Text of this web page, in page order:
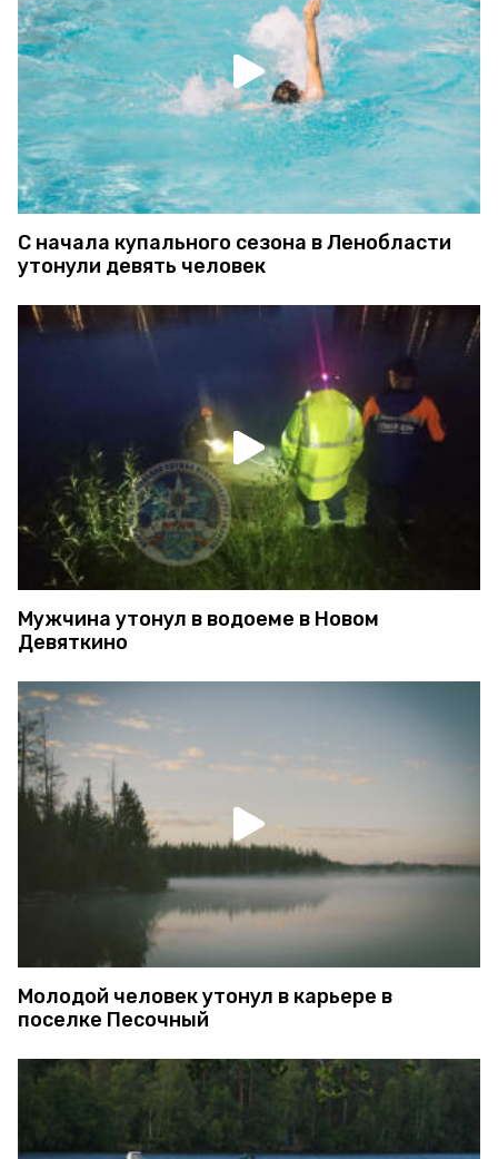
С начала купального сезона в Ленобласти
утонули девять человек
Мужчина утонул в водоеме в Новом
Девяткино
Молодой человек утонул в карьере в
поселке Песочный